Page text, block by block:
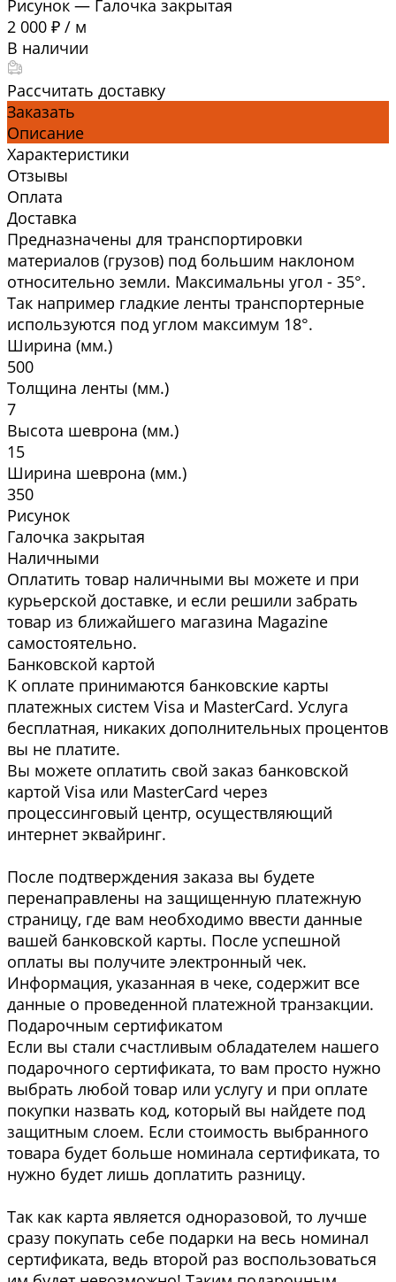
Рисунок — Галочка закрытая
2 000 ₽ / м
В наличии
Рассчитать доставку
Заказать
Описание
Характеристики
Отзывы
Оплата
Доставка
Предназначены для транспортировки
материалов (грузов) под большим наклоном
относительно земли. Максимальны угол - 35°.
Так например гладкие ленты транспортерные
используются под углом максимум 18°.
Ширина (мм.)
500
Толщина ленты (мм.)
7
Высота шеврона (мм.)
15
Ширина шеврона (мм.)
350
Рисунок
Галочка закрытая
Наличными
Оплатить товар наличными вы можете и при
курьерской доставке, и если решили забрать
товар из ближайшего магазина Magazine
самоcтоятельно.
Банковской картой
К оплате принимаются банковские карты
платежных систем Visa и MasterCard. Услуга
бесплатная, никаких дополнительных процентов
вы не платите.
Вы можете оплатить свой заказ банковской
картой Visa или MasterCard через
процессинговый центр, осуществляющий
интернет эквайринг.
После подтверждения заказа вы будете
перенаправлены на защищенную платежную
страницу, где вам необходимо ввести данные
вашей банковской карты. После успешной
оплаты вы получите электронный чек.
Информация, указанная в чеке, содержит все
данные о проведенной платежной транзакции.
Подарочным сертификатом
Если вы стали счастливым обладателем нашего
подарочного сертификата, то вам просто нужно
выбрать любой товар или услугу и при оплате
покупки назвать код, который вы найдете под
защитным слоем. Если стоимость выбранного
товара будет больше номинала сертификата, то
нужно будет лишь доплатить разницу.
Так как карта является одноразовой, то лучше
сразу покупать себе подарки на весь номинал
сертификата, ведь второй раз воспользоваться